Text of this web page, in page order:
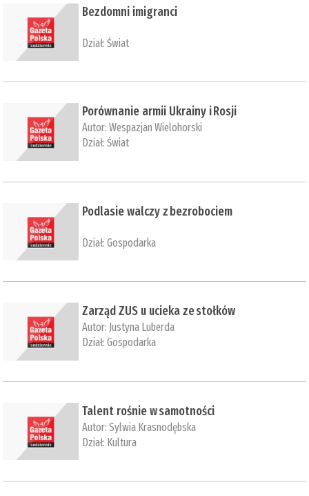
Bezdomni imigranci
Dział:Świat
Porównanie armii Ukrainy i Rosji
Autor:Wespazjan Wielohorski
Dział:Świat
Podlasie walczy z bezrobociem
Dział:Gospodarka
Zarząd ZUS u ucieka ze stołków
Autor: Justyna Luberda
Dział:Gospodarka
Talent rośnie w samotności
Autor:Sylwia Krasnodębska
Dział: Kultura